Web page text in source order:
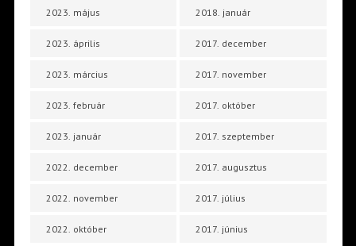
2023. május
2023. április
2023. március
2023. február
2023. január
2022. december
2022. november
2022. október
2018. január
2017. december
2017. november
2017. október
2017. szeptember
2017. augusztus
2017. július
2017. június